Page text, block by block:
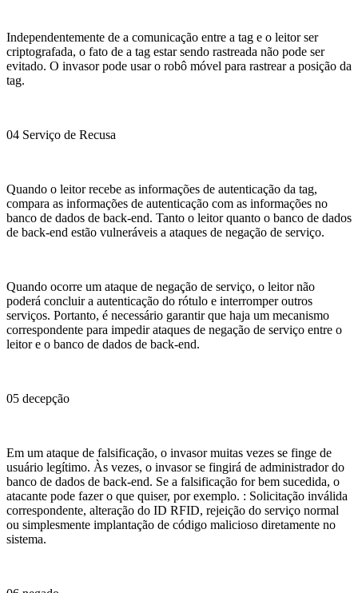
Independentemente de a comunicação entre a tag e o leitor ser
criptografada, o fato de a tag estar sendo rastreada não pode ser
evitado. O invasor pode usar o robô móvel para rastrear a posição da
tag.
04 Serviço de Recusa
Quando o leitor recebe as informações de autenticação da tag,
compara as informações de autenticação com as informações no
banco de dados de back-end. Tanto o leitor quanto o banco de dados
de back-end estão vulneráveis ​​a ataques de negação de serviço.
Quando ocorre um ataque de negação de serviço, o leitor não
poderá concluir a autenticação do rótulo e interromper outros
serviços. Portanto, é necessário garantir que haja um mecanismo
correspondente para impedir ataques de negação de serviço entre o
leitor e o banco de dados de back-end.
05 decepção
Em um ataque de falsificação, o invasor muitas vezes se finge de
usuário legítimo. Às vezes, o invasor se fingirá de administrador do
banco de dados de back-end. Se a falsificação for bem sucedida, o
atacante pode fazer o que quiser, por exemplo. : Solicitação inválida
correspondente, alteração do ID RFID, rejeição do serviço normal
ou simplesmente implantação de código malicioso diretamente no
sistema.